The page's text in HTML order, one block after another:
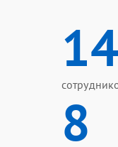
14
8